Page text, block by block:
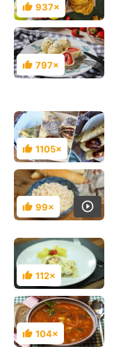
Hodnocení
937×
Hodnocení
797×
Hodnocení
1105×
Hodnocení
99×
Hodnocení
112×
Hodnocení
104×